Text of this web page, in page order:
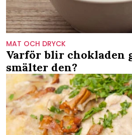
MAT OCH DRYCK
Varför blir chokladen
smälter den?